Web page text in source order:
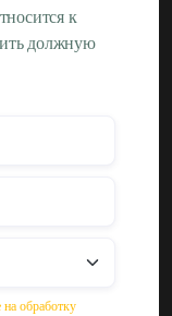
к
должную
на обработку